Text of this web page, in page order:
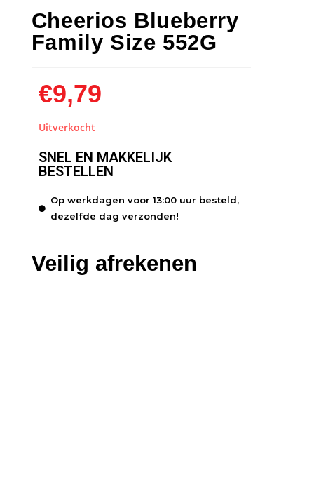
Cheerios Blueberry
Family Size 552G
€9,79
Uitverkocht
SNEL EN MAKKELIJK
BESTELLEN
Op werkdagen voor 13:00 uur besteld,
dezelfde dag verzonden!
Veilig afrekenen